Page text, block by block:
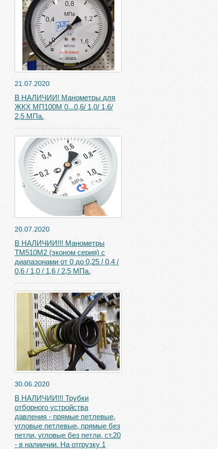
21.07.2020
В НАЛИЧИИ! Манометры для
ЖКХ МП100М 0...0,6/ 1,0/ 1,6/
2,5 МПа.
20.07.2020
В НАЛИЧИИ!!! Манометры
ТМ510М2 (эконом серия) с
диапазонами от 0 до 0,25 / 0,4 /
0,6 / 1,0 / 1,6 / 2,5 МПа.
30.06.2020
В НАЛИЧИИ!!! Трубки
отборного устройства
давления - прямые петлевые,
угловые петлевые, прямые без
петли, угловые без петли, ст.20
- в налиичии. На отгрузку 1